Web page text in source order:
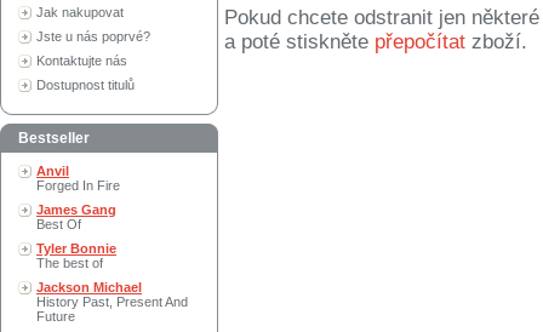
Jak nakupovat
Jste u nás poprvé?
Kontaktujte nás
Dostupnost titulů
Bestseller
Anvil
Forged In Fire
James Gang
Best Of
Tyler Bonnie
The best of
Jackson Michael
History Past, Present And
Future
Pokud chcete odstranit jen
a poté stiskněte přepočítat zboží.